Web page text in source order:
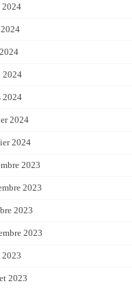
2024
2024
2024
2024
2024
2023
2023
2023
2023
2023
2023